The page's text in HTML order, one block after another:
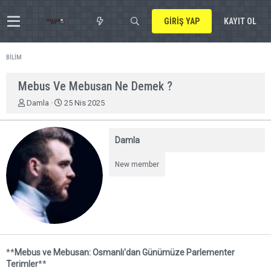
GIRIŞ YAP KAYIT OL
BILIM
Mebus Ve Mebusan Ne Demek ?
K
u
u
b
ş
l
a
Damla
B
l
a
n
g
ı
ç
t
r
i
i
25 Nis 2025
Damla
New member
**Mebus ve Mebusan: Osmanlı'dan Günümüze Parlementer
Terimler**